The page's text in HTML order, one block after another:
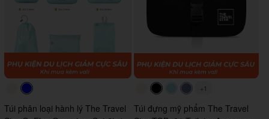
#faf0e6
Túi phân loại hành lý The Travel
#faf0e6#000000#ADD8E6
#647290
+1
Túi đựng mỹ phẩm The Travel